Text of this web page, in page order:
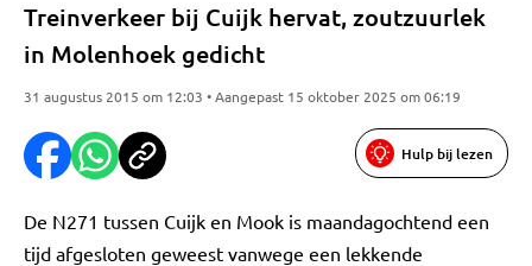
Treinverkeer bij Cuijk hervat, zoutzuurlek
in Molenhoek gedicht
31 augustus 2015 om 12:03 • Aangepast 15 oktober 2025 om 06:19
Hulp bij lezen
De N271 tussen Cuijk en Mook is maandagochtend een
tijd afgesloten geweest vanwege een lekkende